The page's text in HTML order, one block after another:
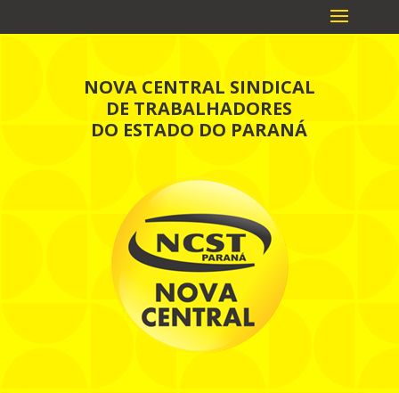
NOVA CENTRAL SINDICAL
DE TRABALHADORES
DO ESTADO DO PARANÁ